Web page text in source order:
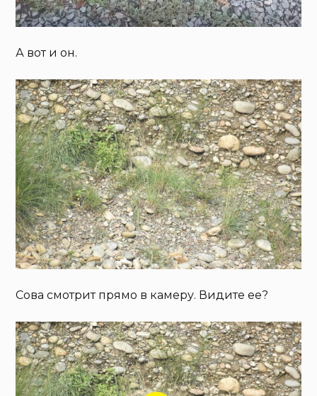
А вот и он.
Сова смотрит прямо в камеру. Видите ее?